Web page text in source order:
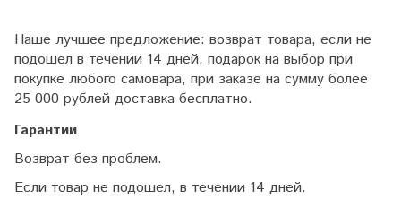
Наше лучшее предложение: возврат товара, если не
подошел в течении 14 дней, подарок на выбор при
покупке любого самовара, при заказе на сумму более
25 000 рублей доставка бесплатно.
Гарантии
Возврат без проблем.
Если товар не подошел, в течении 14 дней.